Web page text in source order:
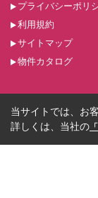
プライバシーポリ
利用規約
サイトマップ
物件カタログ
当サイトでは、お
詳しくは、当社の